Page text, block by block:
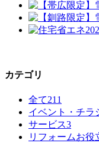
カテゴリ
全て211
イベント・チラ
サービス3
リフォームお役